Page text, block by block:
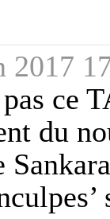
2017
ce
du